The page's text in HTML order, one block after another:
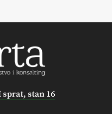
stan 16